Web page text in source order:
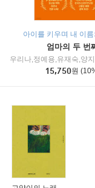
아이를 키우며 내 이름
엄마의 두 번
15,750원